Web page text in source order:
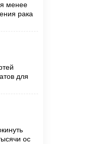
менее
рака
для
ос